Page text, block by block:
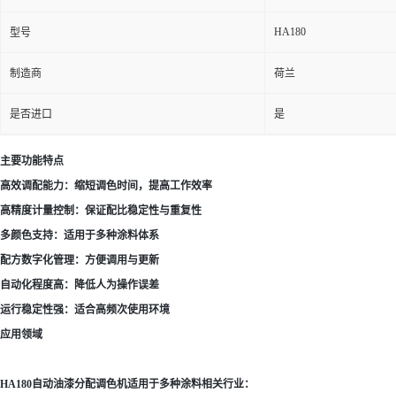
型号 HA180
制造商 荷兰
是否进口 是
主要功能特点
高效调配能力：缩短调色时间，提高工作效率
高精度计量控制：保证配比稳定性与重复性
多颜色支持：适用于多种涂料体系
配方数字化管理：方便调用与更新
自动化程度高：降低人为操作误差
运行稳定性强：适合高频次使用环境
应用领域
HA180自动油漆分配调色机适用于多种涂料相关行业：